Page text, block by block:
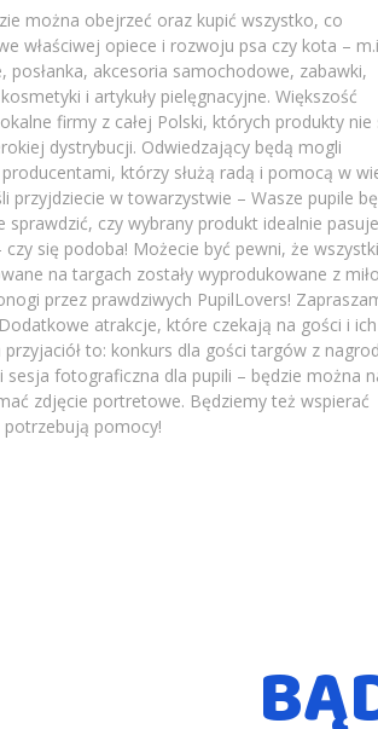
można obejrzeć oraz kupić wszystko, co
właściwej opiece i rozwoju psa czy kota –
posłanka, akcesoria samochodowe, zabawki,
i artykuły pielęgnacyjne. Większość
firmy z całej Polski, których produkty nie
dystrybucji. Odwiedzający będą mogli
którzy służą radą i pomocą w
przyjdziecie w towarzystwie – Wasze pupile
sprawdzić, czy wybrany produkt idealnie
czy się podoba! Możecie być pewni, że
na targach zostały wyprodukowane z
przez prawdziwych PupilLovers!
atrakcje, które czekają na gości i ich
to: konkurs dla gości targów z
sesja fotograficzna dla pupili – będzie można
zdjęcie portretowe. Będziemy też wspierać
pomocy!